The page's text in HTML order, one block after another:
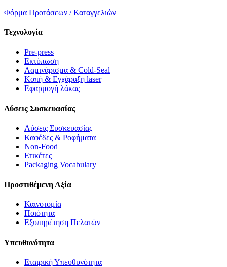
Φόρμα Προτάσεων / Καταγγελιών
Τεχνολογία
Pre-press
Εκτύπωση
Λαμινάρισμα & Cold-Seal
Κοπή & Εγχάραξη laser
Εφαρμογή λάκας
Λύσεις Συσκευασίας
Λύσεις Συσκευασίας
Καφέδες & Ροφήματα
Non-Food
Ετικέτες
Packaging Vocabulary
Προστιθέμενη Αξία
Καινοτομία
Ποιότητα
Εξυπηρέτηση Πελατών
Υπευθυνότητα
Εταιρική Υπευθυνότητα